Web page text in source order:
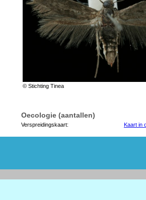
© Stichting Tinea
Oecologie (aantallen)
Verspreidingskaart: Kaart in